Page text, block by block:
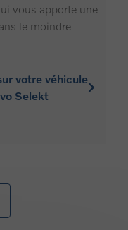
vous apporte une
le moindre
votre véhicule
Selekt